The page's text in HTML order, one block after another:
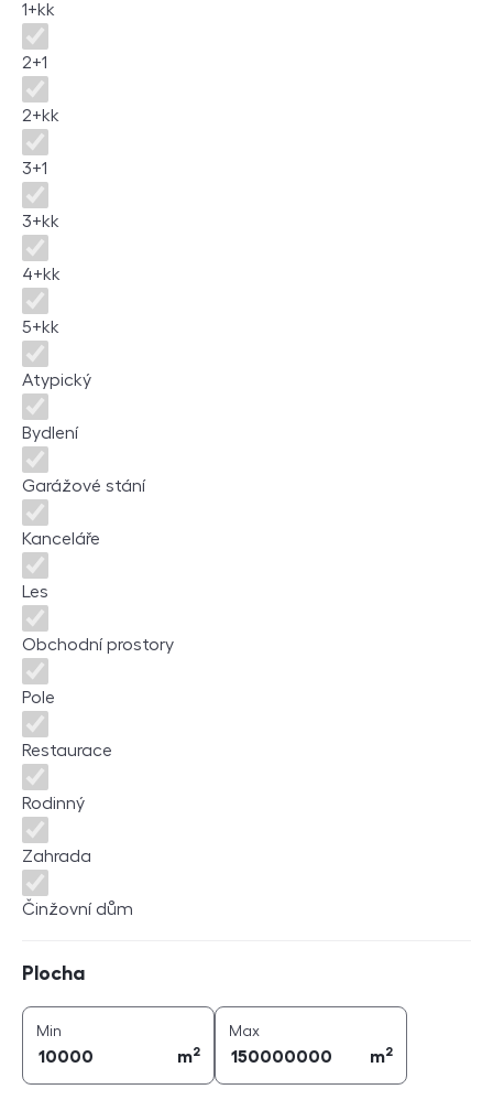
1+kk
2+1
2+kk
3+1
3+kk
4+kk
5+kk
Atypický
Bydlení
Garážové stání
Kanceláře
Les
Obchodní prostory
Pole
Restaurace
Rodinný
Zahrada
Činžovní dům
Plocha
Min
m2
Maxplocha (
m2